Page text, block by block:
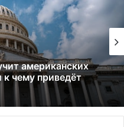
американских
к чему приведёт
000:
на подъеме